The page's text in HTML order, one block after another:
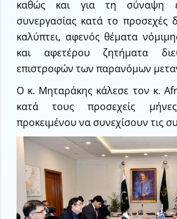
καθώς και για τη σύναψη
συνεργασίας κατά το προσεχές
καλύπτει, αφενός θέματα
και αφετέρου ζητήματα
επιστροφών των παρανόμων
Ο κ. Μηταράκης κάλεσε τον κ.
κατά τους προσεχείς
προκειμένου να συνεχίσουν τις